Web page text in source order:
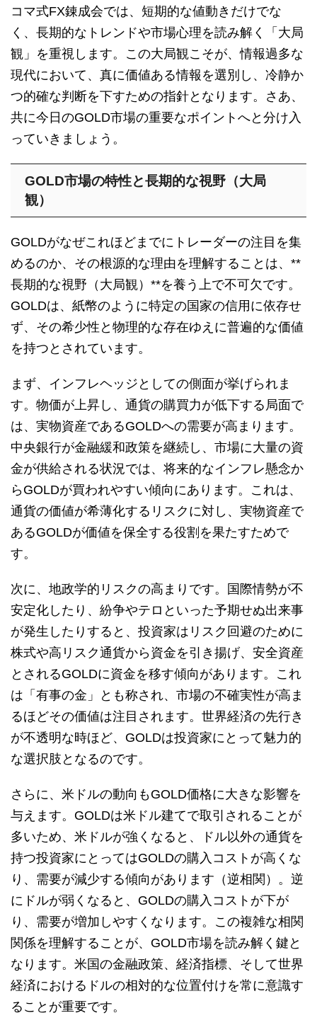
コマ式FX錬成会では、短期的な値動きだけでな
く、長期的なトレンドや市場心理を読み解く「大局
観」を重視します。この大局観こそが、情報過多な
現代において、真に価値ある情報を選別し、冷静か
つ的確な判断を下すための指針となります。さあ、
共に今日のGOLD市場の重要なポイントへと分け入
っていきましょう。
GOLD市場の特性と長期的な視野（大局
観）
GOLDがなぜこれほどまでにトレーダーの注目を集
めるのか、その根源的な理由を理解することは、**
長期的な視野（大局観）**を養う上で不可欠です。
GOLDは、紙幣のように特定の国家の信用に依存せ
ず、その希少性と物理的な存在ゆえに普遍的な価値
を持つとされています。
まず、インフレヘッジとしての側面が挙げられま
す。物価が上昇し、通貨の購買力が低下する局面で
は、実物資産であるGOLDへの需要が高まります。
中央銀行が金融緩和政策を継続し、市場に大量の資
金が供給される状況では、将来的なインフレ懸念か
らGOLDが買われやすい傾向にあります。これは、
通貨の価値が希薄化するリスクに対し、実物資産で
あるGOLDが価値を保全する役割を果たすためで
す。
次に、地政学的リスクの高まりです。国際情勢が不
安定化したり、紛争やテロといった予期せぬ出来事
が発生したりすると、投資家はリスク回避のために
株式や高リスク通貨から資金を引き揚げ、安全資産
とされるGOLDに資金を移す傾向があります。これ
は「有事の金」とも称され、市場の不確実性が高ま
るほどその価値は注目されます。世界経済の先行き
が不透明な時ほど、GOLDは投資家にとって魅力的
な選択肢となるのです。
さらに、米ドルの動向もGOLD価格に大きな影響を
与えます。GOLDは米ドル建てで取引されることが
多いため、米ドルが強くなると、ドル以外の通貨を
持つ投資家にとってはGOLDの購入コストが高くな
り、需要が減少する傾向があります（逆相関）。逆
にドルが弱くなると、GOLDの購入コストが下が
り、需要が増加しやすくなります。この複雑な相関
関係を理解することが、GOLD市場を読み解く鍵と
なります。米国の金融政策、経済指標、そして世界
経済におけるドルの相対的な位置付けを常に意識す
ることが重要です。